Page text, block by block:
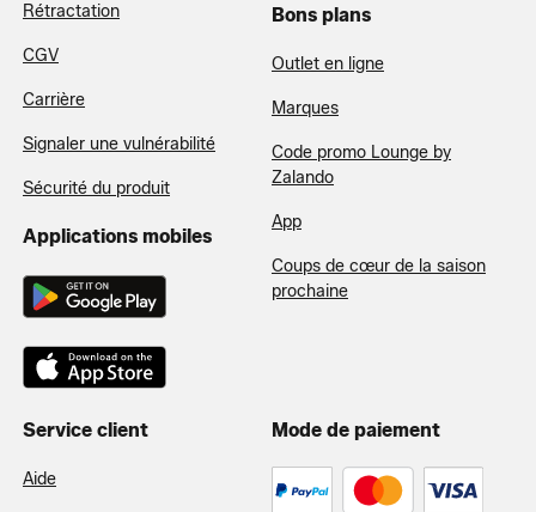
Rétractation
CGV
Carrière
Signaler une vulnérabilité
Sécurité du produit
Applications mobiles
Bons plans
Outlet en ligne
Marques
Code promo Lounge by
Zalando
App
Coups de cœur de la saison
prochaine
Service client
Aide
Mode de paiement